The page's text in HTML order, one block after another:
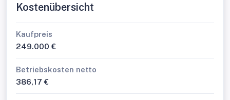
Kostenübersicht
Kaufpreis
249.000 €
Betriebskosten netto
386,17 €